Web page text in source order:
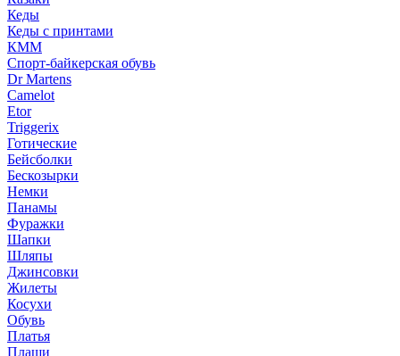
Кеды
Кеды с принтами
КММ
Спорт-байкерская обувь
Dr Martens
Camelot
Etor
Triggerix
Готические
Бейсболки
Бескозырки
Немки
Панамы
Фуражки
Шапки
Шляпы
Джинсовки
Жилеты
Косухи
Обувь
Платья
Плащи